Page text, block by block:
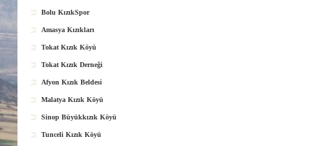
Bolu KızıkSpor
Amasya Kızıkları
Tokat Kızık Köyü
Tokat Kızık Derneği
Afyon Kızık Beldesi
Malatya Kızık Köyü
Sinop Büyükkızık Köyü
Tunceli Kızık Köyü